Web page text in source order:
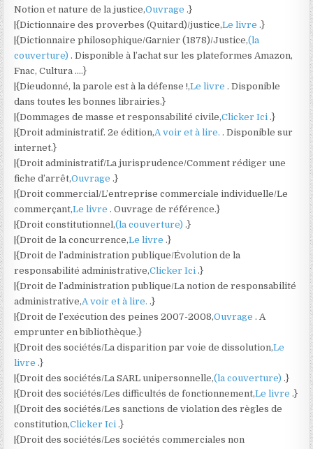
Notion et nature de la justice,Ouvrage.}
|{Dictionnaire des proverbes (Quitard)/justice,Le livre.}
|{Dictionnaire philosophique/Garnier (1878)/Justice,(la
couverture). Disponible à l’achat sur les plateformes Amazon,
Fnac, Cultura ….}
|{Dieudonné, la parole est à la défense !,Le livre. Disponible
dans toutes les bonnes librairies.}
|{Dommages de masse et responsabilité civile,Clicker Ici.}
|{Droit administratif. 2e édition,A voir et à lire.. Disponible sur
internet.}
|{Droit administratif/La jurisprudence/Comment rédiger une
fiche d’arrêt,Ouvrage.}
|{Droit commercial/L’entreprise commerciale individuelle/Le
commerçant,Le livre. Ouvrage de référence.}
|{Droit constitutionnel,(la couverture).}
|{Droit de la concurrence,Le livre.}
|{Droit de l’administration publique/Évolution de la
responsabilité administrative,Clicker Ici.}
|{Droit de l’administration publique/La notion de responsabilité
administrative,A voir et à lire..}
|{Droit de l’exécution des peines 2007-2008,Ouvrage. A
emprunter en bibliothèque.}
|{Droit des sociétés/La disparition par voie de dissolution,Le
livre.}
|{Droit des sociétés/La SARL unipersonnelle,(la couverture).}
|{Droit des sociétés/Les difficultés de fonctionnement,Le livre.}
|{Droit des sociétés/Les sanctions de violation des règles de
constitution,Clicker Ici.}
|{Droit des sociétés/Les sociétés commerciales non